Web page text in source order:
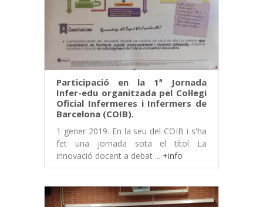
Participació en la 1ª Jornada
Infer-edu organitzada pel Col·legi
Oficial Infermeres i Infermers de
Barcelona (COIB).
1 gener 2019. En la seu del COIB i s'ha
fet una jornada sota el títol La
innovació docent a debat ... +info